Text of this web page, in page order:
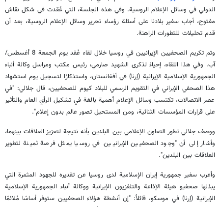
الدولي في وسائل الإعلام الروسية. وفي هذه الجلسة، التي عُقدت في شكل نقاش
مفتوح، أجاب سفير بلادنا على أسئلة رؤساء تحرير وسائل الإعلام الروسية، بعد أن
قدم تحليلات للتطورات الراهنة.
وتم تكريم الصحفيين الإيرانيين في روسيا خلال لقاء عُقد يوم الجمعة 8 أغسطس/
آب. وفي هذا اللقاء، إحياءً لذكرى الشهيد صارمي، رئيس مكتب ومراسل وكالة أنباء
الجمهورية الإسلامية الإيرانية (إرنا) في أفغانستان، واستذكارًا لتسجيل يوم استشهاد
هذا الصحفي الإيراني في التقويم الرسمي للبلاد كيوم للصحفيين، قال جلالي: "في
عصر الاتصالات، تكتسب وسائل الإعلام أهمية بالغة في تشكيل الرأي العام والتأثير
على قرارات المؤسسات الثنائية، ومن المستحيل تصور عالم بدون إعلام".
ووصف جلالي تطور التعاون الإعلامي بين البلدين بأنه نتيجة لتعزيز العلاقات بينهما،
وأشار إلى أن "وجود الصحفيين الإيرانيين في روسيا يمثل فرصة ثمينة لتطوير
العلاقات بين البلدين".
وأعرب سفير جمهورية إيران الإسلامية لدى روسيا عن تقديره للجهود المثمرة التي
يبذلها صحفيو هيئة الإذاعة والتلفزيون الإيرانية ووكالة أنباء الجمهورية الإسلامية
الإيرانية (إرنا) في موسكو، قائلاً: "إن أنشطة هؤلاء الصحفيين ستوفر أساسًا مُلائمًا